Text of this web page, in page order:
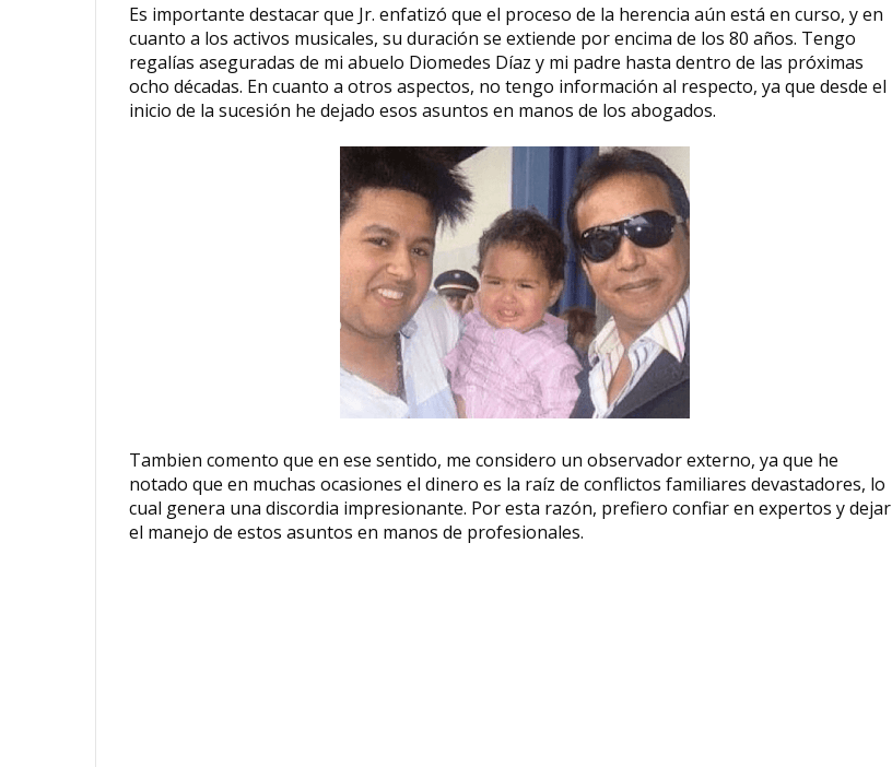
Es importante destacar que Jr. enfatizó que el proceso de la herencia aún está en curso, y en
cuanto a los activos musicales, su duración se extiende por encima de los 80 años. Tengo
regalías aseguradas de mi abuelo Diomedes Díaz y mi padre hasta dentro de las próximas
ocho décadas. En cuanto a otros aspectos, no tengo información al respecto, ya que desde el
inicio de la sucesión he dejado esos asuntos en manos de los abogados.
Tambien comento que en ese sentido, me considero un observador externo, ya que he
notado que en muchas ocasiones el dinero es la raíz de conflictos familiares devastadores, lo
cual genera una discordia impresionante. Por esta razón, prefiero confiar en expertos y dejar
el manejo de estos asuntos en manos de profesionales.